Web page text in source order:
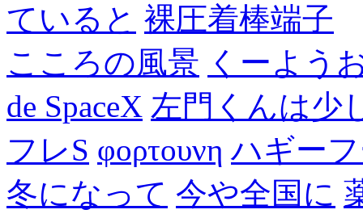
ていると 裸圧着棒端子
こころの風景 くーよう
de SpaceX 左門くんは少
フレS φορτουνη ハギー
冬になって 今や全国に